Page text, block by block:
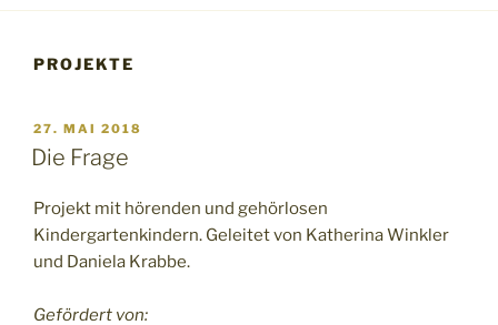
PROJEKTE
VERÖFFENTLICHT
AM
27. MAI 2018
Die Frage
Projekt mit hörenden und gehörlosen
Kindergartenkindern. Geleitet von Katherina Winkler
und Daniela Krabbe.
Gefördert von: